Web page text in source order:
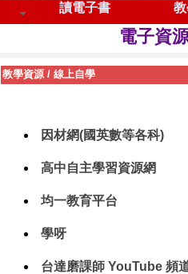
讀電子書
115學年度全國中學生
電子資
歡迎下
教學資源/ 線上自學
因材網(國英數等各科)
高中自主學習資源網
均一教育平台
學呀
台達磨課師 YouTube 頻